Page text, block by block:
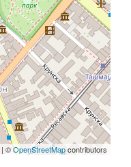
| ©OpenStreetMapcontributors